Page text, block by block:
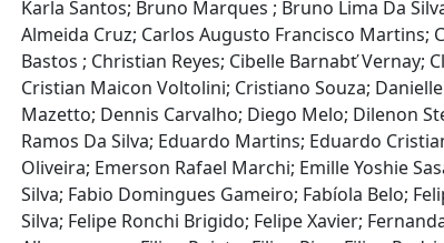
Karla Santos; Bruno Marques ; Bruno Lima Da
Almeida Cruz; Carlos Augusto Francisco Martins;
Bastos ; Christian Reyes; Cibelle Barnabť
Cristian Maicon Voltolini; Cristiano Souza;
Mazetto; Dennis Carvalho; Diego Melo; Dilenon
Ramos Da Silva; Eduardo Martins; Eduardo
Oliveira; Emerson Rafael Marchi; Emille Yoshie
Silva; Fabio Domingues Gameiro; Fabíola Belo;
Silva; Felipe Ronchi Brigido; Felipe Xavier;